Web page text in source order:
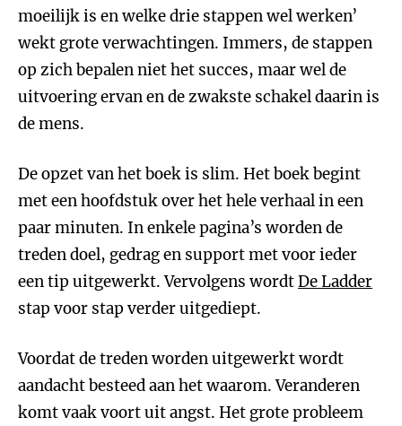
moeilijk is en welke drie stappen wel werken’
wekt grote verwachtingen. Immers, de stappen
op zich bepalen niet het succes, maar wel de
uitvoering ervan en de zwakste schakel daarin is
de mens.
De opzet van het boek is slim. Het boek begint
met een hoofdstuk over het hele verhaal in een
paar minuten. In enkele pagina’s worden de
treden doel, gedrag en support met voor ieder
een tip uitgewerkt. Vervolgens wordtDe Ladder
stap voor stap verder uitgediept.
Voordat de treden worden uitgewerkt wordt
aandacht besteed aan het waarom. Veranderen
komt vaak voort uit angst. Het grote probleem